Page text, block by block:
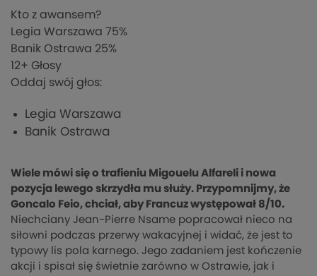
Kto z awansem?
Legia Warszawa 75%
Banik Ostrawa 25%
12+ Głosy
Oddaj swój głos:
Legia Warszawa
Banik Ostrawa
Wiele mówi się o trafieniu Migouelu Alfareli i nowa
pozycja lewego skrzydła mu służy. Przypomnijmy, że
Goncalo Feio, chciał, aby Francuz występował 8/10.
Niechciany Jean-Pierre Nsame popracował nieco na
siłowni podczas przerwy wakacyjnej i widać, że jest to
typowy lis pola karnego. Jego zadaniem jest kończenie
akcji i spisał się świetnie zarówno w Ostrawie, jak i